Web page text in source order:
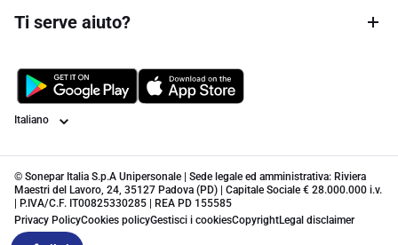
Ti serve aiuto?
Lingua
© Sonepar Italia S.p.A Unipersonale | Sede legale ed amministrativa: Riviera
Maestri del Lavoro, 24, 35127 Padova (PD) | Capitale Sociale € 28.000.000 i.v.
| P.IVA/C.F. IT00825330285 | REA PD 155585
Privacy PolicyCookies policyGestisci i cookiesCopyrightLegal disclaimer